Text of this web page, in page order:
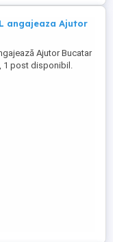
angajeaza Ajutor
Ajutor Bucatar
1 post disponibil.
minim 1 an
cunoștințe de
A1). Candidații
să trimită CV-ul.